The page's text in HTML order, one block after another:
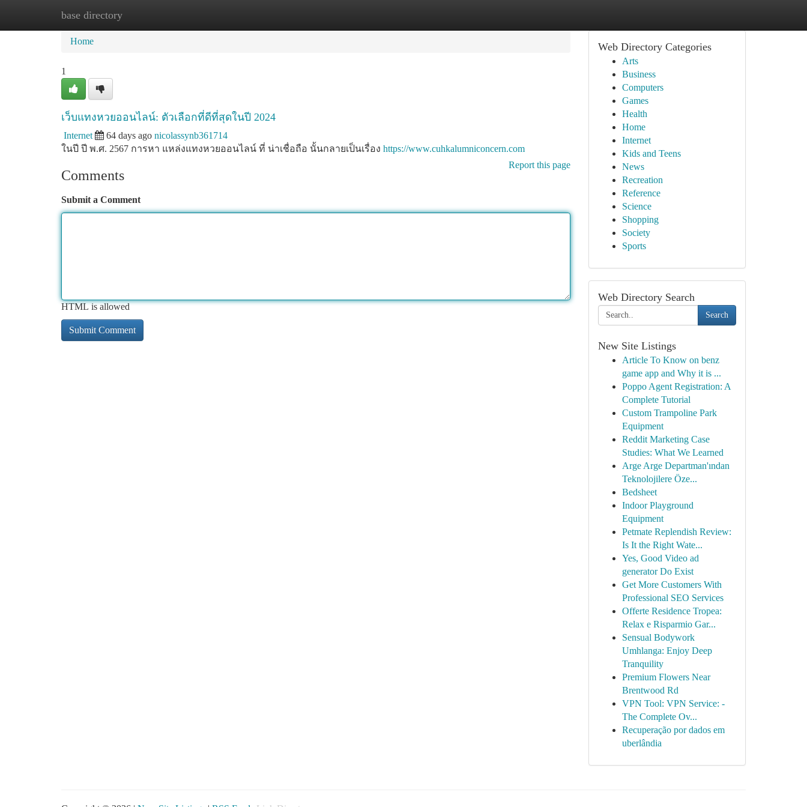
base directory
Home New Site Listings
Home
1
เว็บแทงหวยออนไลน์: ตัวเลือกที่ดีที่สุดในปี 2024
Internet 64 days ago nicolassynb361714
ในปี ปี พ.ศ. 2567 การหา แหล่งแทงหวยออนไลน์ ที่ น่าเชื่อถือ นั้นกลายเป็นเรื่อง https://www.cuhkalumniconcern.com
Report this page
Comments
Submit a Comment
HTML is allowed
Web Directory Categories
Arts
Business
Computers
Games
Health
Home
Internet
Kids and Teens
News
Recreation
Reference
Science
Shopping
Society
Sports
Web Directory Search
Search
New Site Listings
Article To Know on benz
game app and Why it is ...
Poppo Agent Registration: A
Complete Tutorial
Custom Trampoline Park
Equipment
Reddit Marketing Case
Studies: What We Learned
Arge Arge Departman'ından
Teknolojilere Öze...
Bedsheet
Indoor Playground
Equipment
Petmate Replendish Review:
Is It the Right Wate...
Yes, Good Video ad
generator Do Exist
Get More Customers With
Professional SEO Services
Offerte Residence Tropea:
Relax e Risparmio Gar...
Sensual Bodywork
Umhlanga: Enjoy Deep
Tranquility
Premium Flowers Near
Brentwood Rd
VPN Tool: VPN Service: -
The Complete Ov...
Recuperação por dados em
uberlândia